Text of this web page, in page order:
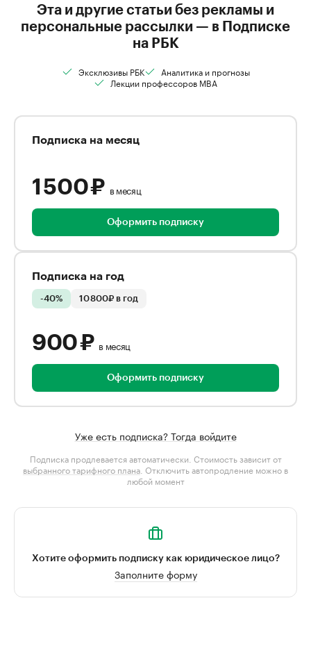
Эта и другие статьи без рекламы и
персональные рассылки — в Подписке
на РБК
Эксклюзивы РБК
Аналитика и прогнозы
Лекции профессоров MBA
Подписка на месяц
1 500 ₽ в месяц
Оформить подписку
Подписка на год
-40% 10 800₽ в год
900 ₽ в месяц
Оформить подписку
Уже есть подписка? Тогда войдите
Подписка продлевается автоматически. Стоимость зависит от
выбранного тарифного плана . Отключить автопродление можно в
любой момент
Хотите оформить подписку как юридическое лицо?
Заполните форму